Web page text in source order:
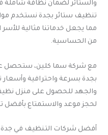
والستائر لضمان نظافة شاملة
تنظيف ستائر بجدة نستخدم
مما يجعل خدماتنا مثالية
من الحساسية.
مع شركة سما كلين، ستحصل
بجدة بسرعة واحترافية
والجهد للحصول على منزل
لحجز موعد والاستمتاع بأفضل
أفضل شركات التنظيف في جدة